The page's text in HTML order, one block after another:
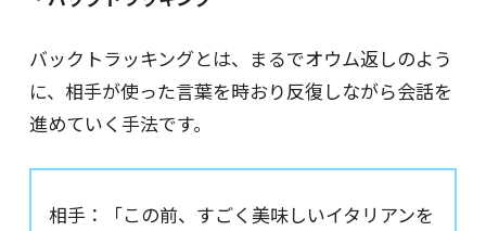
バックトラッキングとは、まるでオウム返しのよう
に、相手が使った言葉を時おり反復しながら会話を
進めていく手法です。
相手：「この前、すごく美味しいイタリアンを